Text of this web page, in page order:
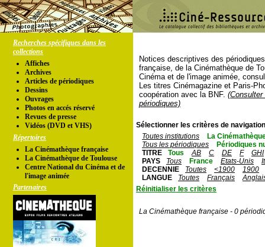
Recherches spécifiques dans les
collections
Affiches
Archives
Articles de périodiques
Dessins
Ouvrages
Photos en accés réservé
Revues de presse
Vidéos (DVD et VHS)
Répertoires
La Cinémathèque française
La Cinémathèque de Toulouse
Centre National du Cinéma et de
l'image animée
Partenaires
Notices descriptives des
française, de la Cinémathèque de
Cinéma et de l'image animée,
Les titres Cinémagazine et Paris-
coopération avec la BNF.
périodiques)
Sélectionner les critères de
Toutes institutions
La
Tous les périodiques
Périodiques
TITRE
Tous AB C DE F
GHI
PAYS
Tous France Etats-Unis
DECENNIE
Toutes <1900
1900
LANGUE
Toutes Français
Réinitialiser les critères
La Cinémathèque française - 0